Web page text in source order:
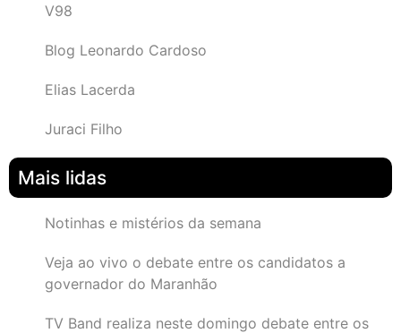
V98
Blog Leonardo Cardoso
Elias Lacerda
Juraci Filho
Mais lidas
Notinhas e mistérios da semana
Veja ao vivo o debate entre os candidatos a
governador do Maranhão
TV Band realiza neste domingo debate entre os